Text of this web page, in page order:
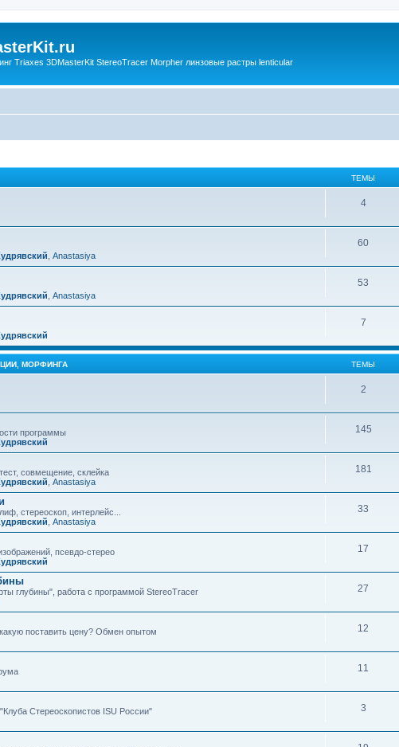
Triaxes 3DMasterKit StereoTracer Morpher линзовые растры lenticular
ТЕМЫ
4
Anastasiya
60
Anastasiya
53
7
МОРФИНГА ТЕМЫ
2
программы
145
совмещение, склейка
Anastasiya
181
стереоскоп, интерлейс...
Anastasiya
33
псевдо-стерео
17
глубины", работа с программой StereoTracer
27
поставить цену? Обмен опытом
12
11
Стереоскопистов ISU России"
3